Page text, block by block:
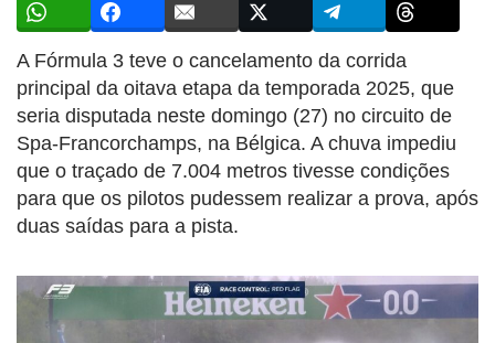
A Fórmula 3 teve o cancelamento da corrida
principal da oitava etapa da temporada 2025, que
seria disputada neste domingo (27) no circuito de
Spa-Francorchamps, na Bélgica. A chuva impediu
que o traçado de 7.004 metros tivesse condições
para que os pilotos pudessem realizar a prova, após
duas saídas para a pista.